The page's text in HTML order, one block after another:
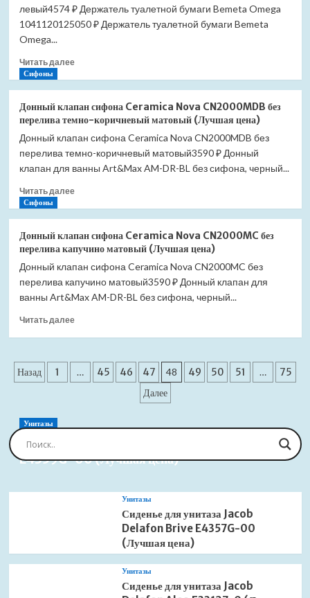
Omega
104112012R
цена)
левый4574 ₽ Держатель туалетной бумаги Bemeta Omega
1041120125050 ₽ Держатель туалетной бумаги Bemeta
Omega...
Читать далееПрочитать
туалетной
бумаги
Bemeta
Omega
104112012
(Лучшая
Сифоны
Донный клапан сифона Ceramica Nova CN2000MDB без
перелива темно-коричневый матовый (Лучшая цена)
Донный клапан сифона Ceramica Nova CN2000MDB без
перелива темно-коричневый матовый3590 ₽ Донный
клапан для ванны Art&Max AM-DR-BL без сифона, черный...
Читать далееПрочитать
клапан
сифона
Ceramica
Nova
CN2000MDB
перелива
матовый
(Лучшая
Сифоны
Донный клапан сифона Ceramica Nova CN2000MC без
перелива капучино матовый (Лучшая цена)
Донный клапан сифона Ceramica Nova CN2000MC без
перелива капучино матовый3590 ₽ Донный клапан для
ванны Art&Max AM-DR-BL без сифона, черный...
Читать далееПрочитать
клапан
сифона
капучино
Пагинация
Назад 1 … 45 46 47 48 49 50 51 …
75
Далее
Унитазы
Сиденье для унитаза Jacob Delafon Brive
E4359G-00 (Лучшая цена)
Унитазы
Сиденье для унитаза Jacob
Delafon Brive E4357G-00
(Лучшая цена)
Унитазы
Сиденье для унитаза Jacob